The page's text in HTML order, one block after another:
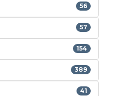
56
57
154
389
41